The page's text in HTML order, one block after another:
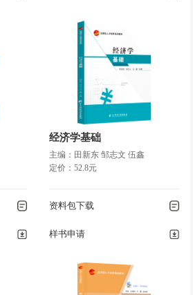
经济学基础
主编：田新东 邹志文 伍鑫
定价：52.8元
资料包下载
样书申请